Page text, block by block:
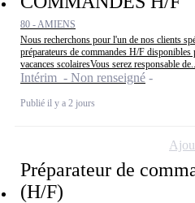
80 - AMIENS
Nous recherchons pour l'un de nos clients
préparateurs de commandes H/F
vacances scolairesVous serez responsable
Intérim - Non renseigné
Publié il y a 2 jours
Préparateur de
(H/F)